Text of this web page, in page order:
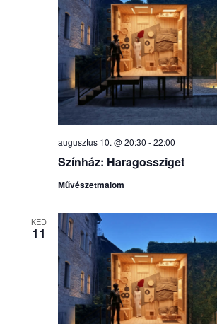
Színház: Haragossziget
augusztus 10. @ 20:30 -22:00
Művészetmalom
KED
11